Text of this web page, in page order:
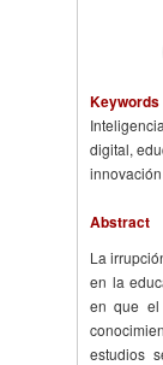
Keywords
digital,
Abstract
La
en la
en que el
estudios